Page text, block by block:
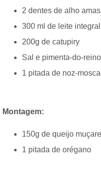
2 dentes de alho
300 ml de leite integral
200g de catupiry
Sal e pimenta-do-
1 pitada de noz-
Montagem:
150g de queijo
1 pitada de orégano